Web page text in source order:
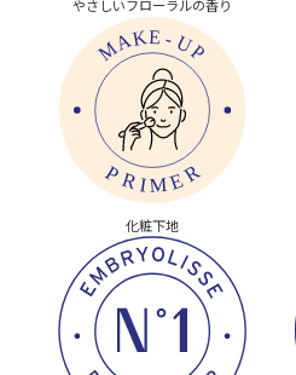
やさしいフローラルの香り
化粧下地